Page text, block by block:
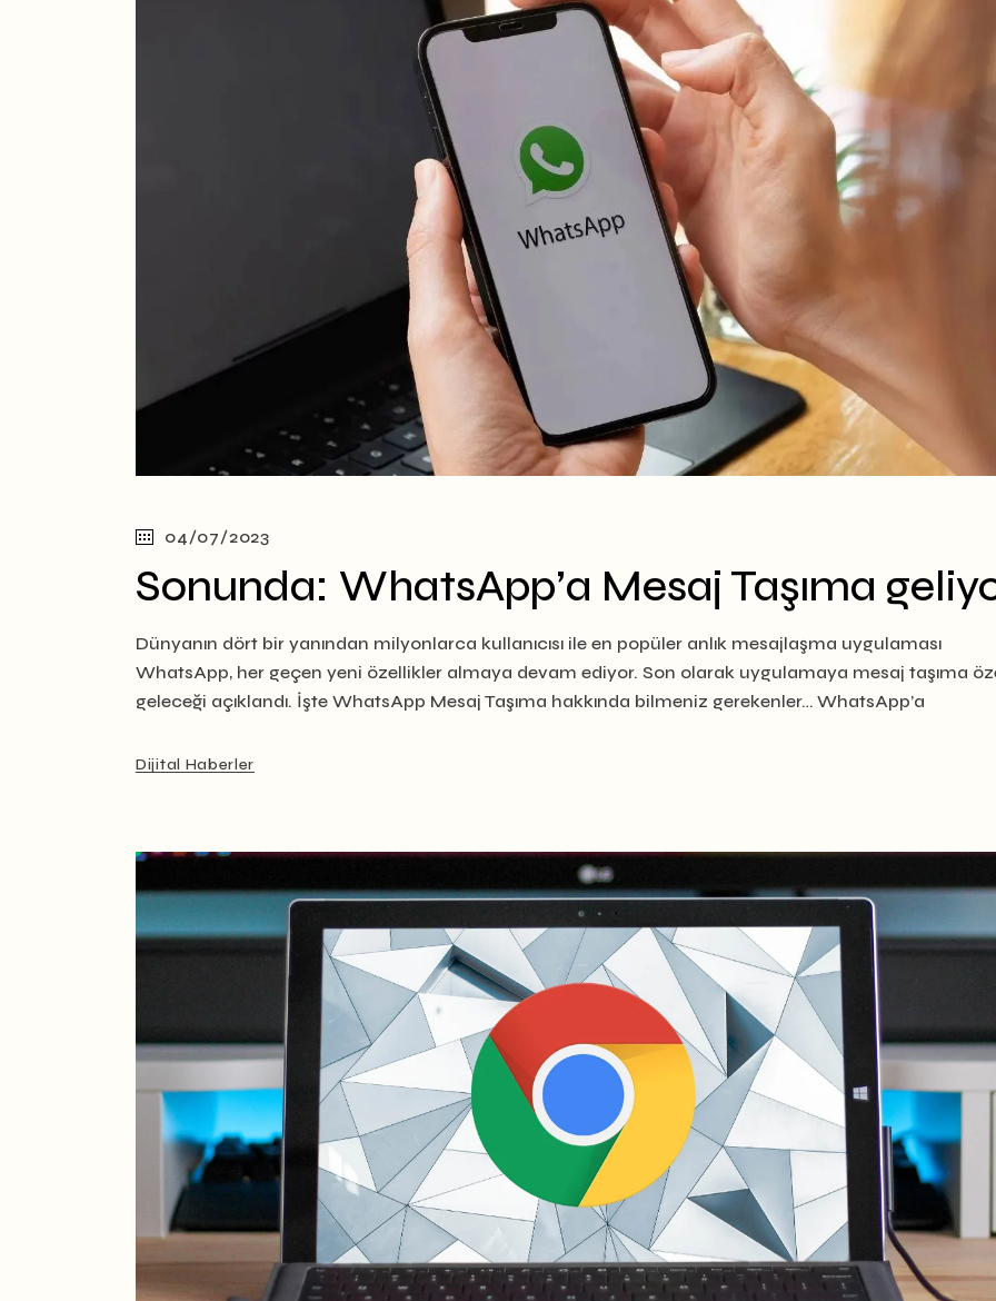
04/07/2023
Sonunda: WhatsApp’a Mesaj Taşıma
Dünyanın dört bir yanından milyonlarca kullanıcısı ile en popüler anlık mesajlaşma uygulaması
WhatsApp, her geçen yeni özellikler almaya devam ediyor. Son olarak uygulamaya mesaj taşıma
geleceği açıklandı. İşte WhatsApp Mesaj Taşıma hakkında bilmeniz gerekenler… WhatsApp’a
Dijital Haberler